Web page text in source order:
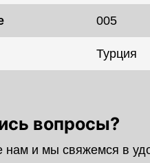
005
Турция
вопросы?
нам и мы свяжемся в